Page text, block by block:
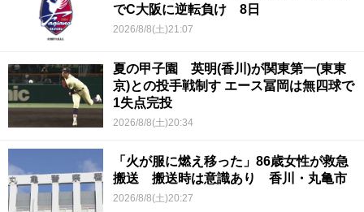
でC大阪に逆転負け 8日
2026/8/8(土)21:07
夏の甲子園 英明(香川)が関東第一(東東
京)との投手戦制す エース冨岡は無四球で
1失点完投
2026/8/8(土)20:34
「火が服に燃え移った」86歳女性が救急
搬送 搬送時は意識あり 香川・丸亀市
2026/8/8(土)20:27